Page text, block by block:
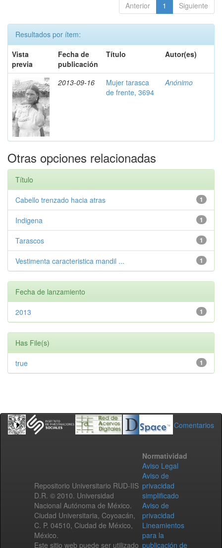
Anterior 1 Siguiente
Resultados por ítem:
Vista
previa
Fecha de
publicación
Título Autor(es)
2013-09-16
Mujer tarasca
de frente, 3694
Anónimo
Otras opciones relacionadas
Título
1
Cabello trenzado hacia atras
1
Indigena
1
Tarascos
1
Vestimenta caracteristica mandil ...
Fecha de lanzamiento
1
2013
Has File(s)
1
true
Comentarios
Repositorio Universitario RUD-IIS
D.R. © 2010. Universidad
Nacional Autónoma de México.
Ciudad Universitaria, Coyoacán,
C. P. 04510, Ciudad de México,
México.
Este sitio web puede ser utilizado
Normatividad
Aviso Legal
Aviso de
privacidad
simplificado
Aviso de
privacidad
Lineamientos
para la
publicación de